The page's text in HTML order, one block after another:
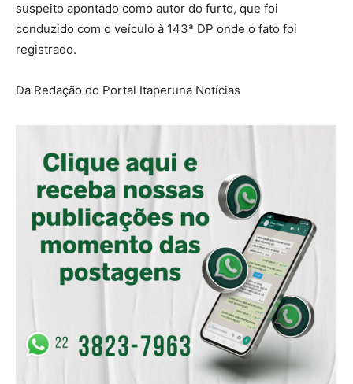
suspeito apontado como autor do furto, que foi
conduzido com o veículo à 143ª DP onde o fato foi
registrado.
Da Redação do Portal Itaperuna Notícias